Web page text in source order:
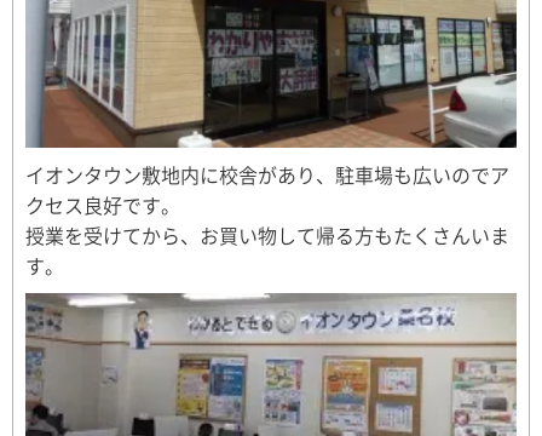
イオンタウン敷地内に校舎があり、駐車場も広いのでア
クセス良好です。
授業を受けてから、お買い物して帰る方もたくさんいま
す。